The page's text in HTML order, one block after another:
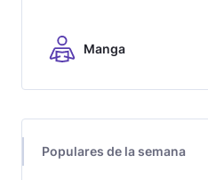
Manga
Populares de la semana